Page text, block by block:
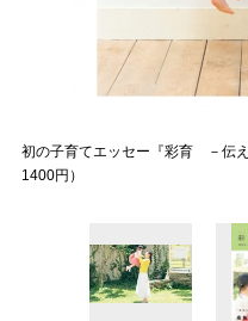
初の子育てエッセー『彩育 －伝
1400円）